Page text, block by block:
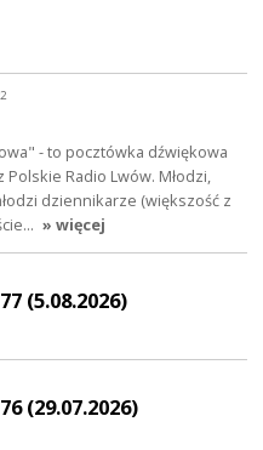
- to pocztówka dźwiękowa
Polskie Radio Lwów. Młodzi,
dziennikarze (większość z
» więcej
(5.08.2026)
(29.07.2026)